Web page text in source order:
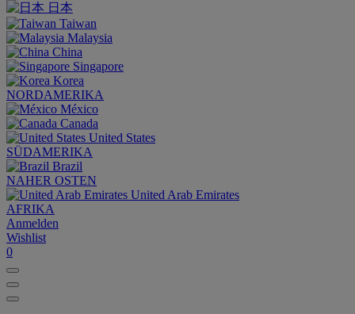
日本
Taiwan
Malaysia
China
Singapore
Korea
NORDAMERIKA
México
Canada
United States
SÜDAMERIKA
Brazil
NAHER OSTEN
United Arab Emirates
AFRIKA
Anmelden
Wishlist
0